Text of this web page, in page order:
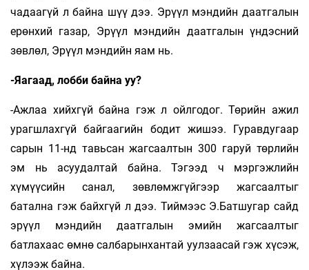
чадаагүй л байна шүү дээ. Эрүүл мэн­дийн даатгалын
ерөнхий газар, Эрүүл мэндийн даатгалын үндэсний
зөвлөл, Эрүүл мэндийн яам нь.
-Яагаад, лобби байна уу?
-Ажлаа хийхгүй байна гэж л ойлгодог. Төрийн ажил
урагшлахгүй байгаагийн бодит жишээ. Гуравдугаар
сарын 11-нд тавьсан жагсаалтын 300 гаруй төрлийн
эм нь асуудалтай байна. Тэгээд ч мэр­гэжлийн
хүмүүсийн санал, зөвлөмжгүйгээр жагсаалтыг
батална гэж байхгүй л дээ. Тий­мээс Э.Батшугар сайд
эрүүл мэндийн даатгалын эмийн жагсаалтыг
батлахаас өмнө салбарынхантай уулзаасай гэж хүсэж,
хүлээж байна.